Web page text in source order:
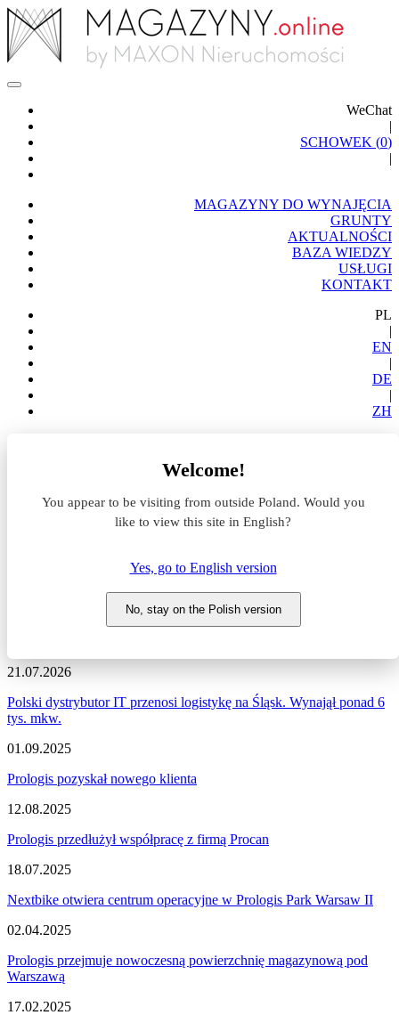
WeChat
|
SCHOWEK (0)
|
MAGAZYNY DO WYNAJĘCIA
GRUNTY
AKTUALNOŚCI
BAZA WIEDZY
USŁUGI
KONTAKT
PL
|
EN
|
DE
|
ZH
Welcome!
You appear to be visiting from outside Poland. Would you
like to view this site in English?
Yes, go to English version
No, stay on the Polish version
Aktualności z rynku
Zapraszamy do zapoznania się z najnowszymi informacjami
dotyczącymi sytuacji na rynku komercyjnym, nowymi projektami
deweloperskimi, a także wydarzeniami i zmianami na naszym
21.07.2026
Polski dystrybutor IT przenosi logistykę na Śląsk. Wynajął ponad 6
tys. mkw.
01.09.2025
Prologis pozyskał nowego klienta
12.08.2025
Prologis przedłużył współpracę z firmą Procan
18.07.2025
Nextbike otwiera centrum operacyjne w Prologis Park Warsaw II
02.04.2025
Prologis przejmuje nowoczesną powierzchnię magazynową pod
Warszawą
17.02.2025